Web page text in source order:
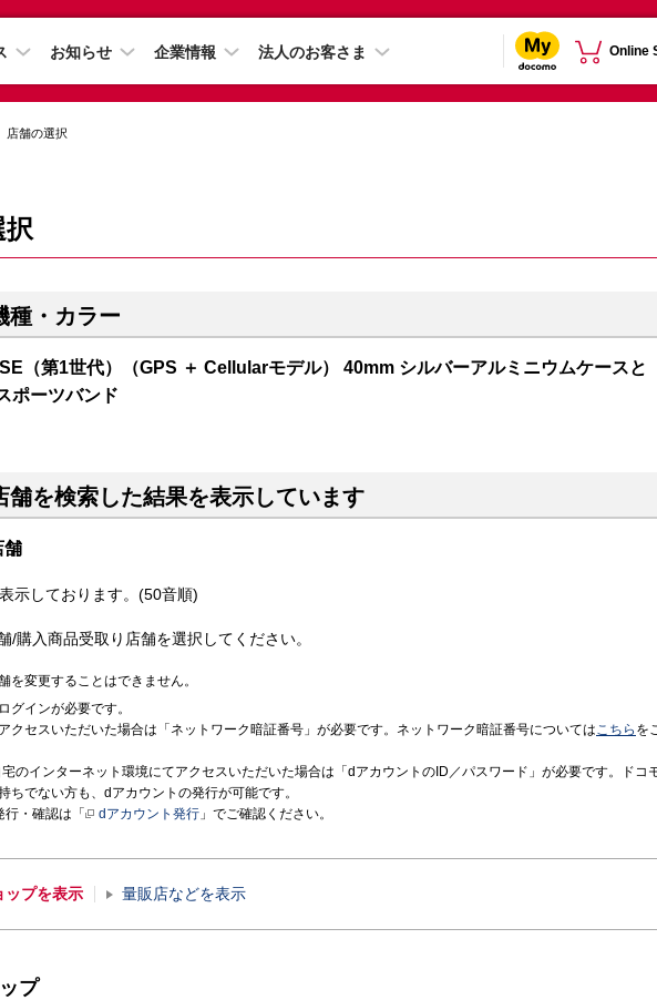
お知らせ 企業情報 法人のお客さま Online
店舗の選択
択
種・カラー
（第1世代）（GPS ＋ Cellularモデル） 40mm シルバーアルミニウムケースと
ポーツバンド
舗を検索した結果を表示しています
舗
示しております。(50音順)
/購入商品受取り店舗を選択してください。
を変更することはできません。
グインが必要です。
クセスいただいた場合は「ネットワーク暗証番号」が必要です。ネットワーク暗証番号についてはこちら を
のインターネット環境にてアクセスいただいた場合は「dアカウントのID／パスワード」が必要です。ドコ
ちでない方も、dアカウントの発行が可能です。
・確認は「
dアカウント発行 」でご確認ください。
ップを表示 量販店などを表示
プ